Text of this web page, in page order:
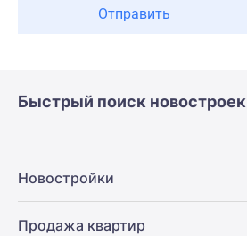
Отправить
Быстрый поиск новостроек
Новостройки
Продажа квартир